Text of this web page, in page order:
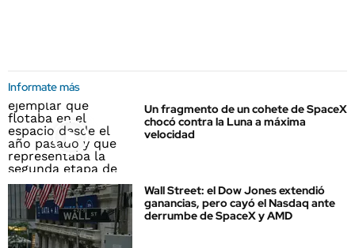
Informate más
Un fragmento de un cohete de SpaceX
chocó contra la Luna a máxima
velocidad
Wall Street: el Dow Jones extendió
ganancias, pero cayó el Nasdaq ante
derrumbe de SpaceX y AMD